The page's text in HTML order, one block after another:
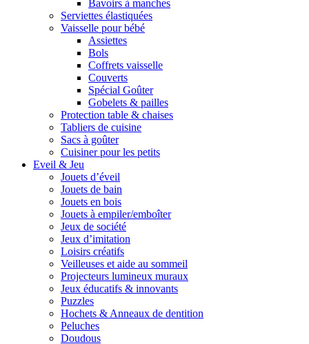
Bavoirs à manches
Serviettes élastiquées
Vaisselle pour bébé
Assiettes
Bols
Coffrets vaisselle
Couverts
Spécial Goûter
Gobelets & pailles
Protection table & chaises
Tabliers de cuisine
Sacs à goûter
Cuisiner pour les petits
Eveil & Jeu
Jouets d’éveil
Jouets de bain
Jouets en bois
Jouets à empiler/emboîter
Jeux de société
Jeux d’imitation
Loisirs créatifs
Veilleuses et aide au sommeil
Projecteurs lumineux muraux
Jeux éducatifs & innovants
Puzzles
Hochets & Anneaux de dentition
Peluches
Doudous